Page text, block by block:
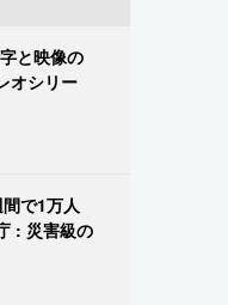
と映像の
オシリー
で1万人
: 災害級の